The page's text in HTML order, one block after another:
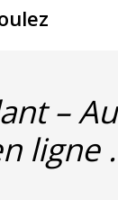
–
ligne